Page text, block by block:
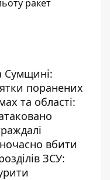
ракет
Сумщині:
поранених
та області:
вбити
ЗСУ: